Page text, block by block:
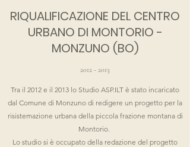
RIQUALIFICAZIONE DEL CENTRO
URBANO DI MONTORIO -
MONZUNO (BO)
2012 - 2013
Tra il 2012 e il 2013 lo Studio ASP.ILT è stato incaricato
dal Comune di Monzuno di redigere un progetto per la
risistemazione urbana della piccola frazione montana di
Montorio.
Lo studio si è occupato della redazione del progetto